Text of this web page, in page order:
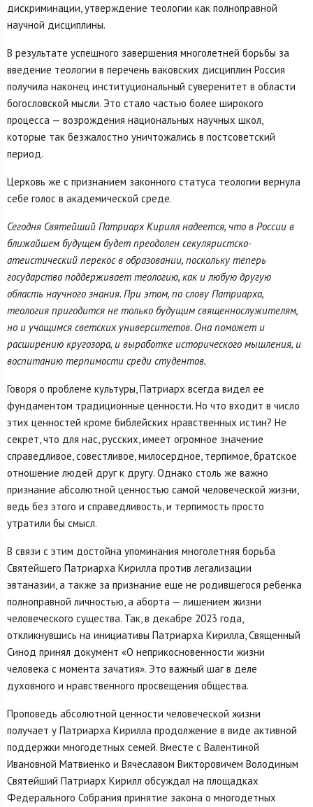
дискриминации, утверждение теологии как полноправной
научной дисциплины.
В результате успешного завершения многолетней борьбы за
введение теологии в перечень ваковских дисциплин Россия
получила наконец институциональный суверенитет в области
богословской мысли. Это стало частью более широкого
процесса — возрождения национальных научных школ,
которые так безжалостно уничтожались в постсоветский
период.
Церковь же с признанием законного статуса теологии вернула
себе голос в академической среде.
Сегодня Святейший Патриарх Кирилл надеется, что в России в
ближайшем будущем будет преодолен секуляристско-
атеистический перекос в образовании, поскольку теперь
государство поддерживает теологию, как и любую другую
область научного знания. При этом, по слову Патриарха,
теология пригодится не только будущим священнослужителям,
но и учащимся светских университетов. Она поможет и
расширению кругозора, и выработке исторического мышления, и
воспитанию терпимости среди студентов.
Говоря о проблеме культуры, Патриарх всегда видел ее
фундаментом традиционные ценности. Но что входит в число
этих ценностей кроме библейских нравственных истин? Не
секрет, что для нас, русских, имеет огромное значение
справедливое, совестливое, милосердное, терпимое, братское
отношение людей друг к другу. Однако столь же важно
признание абсолютной ценностью самой человеческой жизни,
ведь без этого и справедливость, и терпимость просто
утратили бы смысл.
В связи с этим достойна упоминания многолетняя борьба
Святейшего Патриарха Кирилла против легализации
эвтаназии, а также за признание еще не родившегося ребенка
полноправной личностью, а аборта — лишением жизни
человеческого существа. Так, в декабре 2023 года,
откликнувшись на инициативы Патриарха Кирилла, Священный
Синод принял документ «О неприкосновенности жизни
человека с момента зачатия». Это важный шаг в деле
духовного и нравственного просвещения общества.
Проповедь абсолютной ценности человеческой жизни
получает у Патриарха Кирилла продолжение в виде активной
поддержки многодетных семей. Вместе с Валентиной
Ивановной Матвиенко и Вячеславом Викторовичем Володиным
Святейший Патриарх Кирилл обсуждал на площадках
Федерального Собрания принятие закона о многодетных